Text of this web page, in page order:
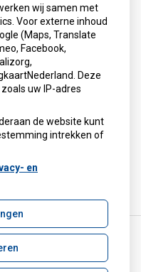
gegeven voor
is om dit te
wijzigen
|Beheer
wij samen met
Voor externe inhoud
(Maps, Translate
Facebook,
Deze
uw IP-adres
de website kunt
intrekken of
en